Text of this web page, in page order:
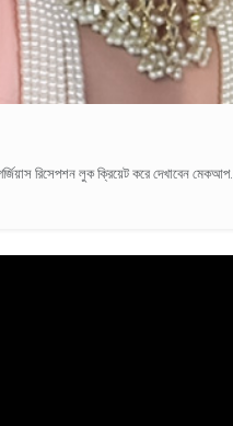
রিসেপশন লুক ক্রিয়েট করে দেখাবেন মেকআপ...